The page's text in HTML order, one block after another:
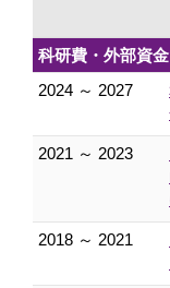
科研費・外部資
2024 ～ 2027
2021 ～ 2023
2018 ～ 2021